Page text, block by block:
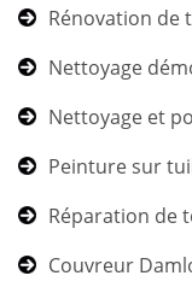
Rénovation de
Nettoyage
Nettoyage et
Peinture sur
Réparation de
Couvreur